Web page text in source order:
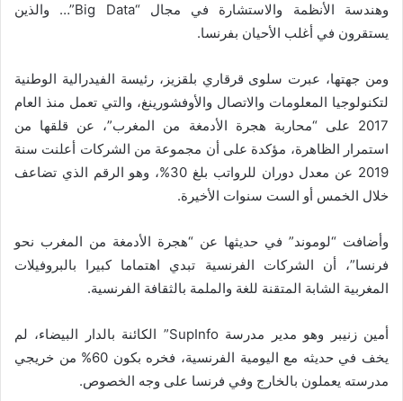
وهندسة الأنظمة والاستشارة في مجال “Big Data”… والذين
يستقرون في أغلب الأحيان بفرنسا.
ومن جهتها، عبرت سلوى قرقاري بلقزيز، رئيسة الفيدرالية الوطنية
لتكنولوجيا المعلومات والاتصال والأوفشورينغ، والتي تعمل منذ العام
2017 على “محاربة هجرة الأدمغة من المغرب”، عن قلقها من
استمرار الظاهرة، مؤكدة على أن مجموعة من الشركات أعلنت سنة
2019 عن معدل دوران للرواتب بلغ 30%، وهو الرقم الذي تضاعف
خلال الخمس أو الست سنوات الأخيرة.
وأضافت “لوموند” في حديثها عن “هجرة الأدمغة من المغرب نحو
فرنسا”، أن الشركات الفرنسية تبدي اهتماما كبيرا بالبروفيلات
المغربية الشابة المتقنة للغة والملمة بالثقافة الفرنسية.
أمين زنيبر وهو مدير مدرسة SupInfo” الكائنة بالدار البيضاء، لم
يخف في حديثه مع اليومية الفرنسية، فخره بكون 60% من خريجي
مدرسته يعملون بالخارج وفي فرنسا على وجه الخصوص.